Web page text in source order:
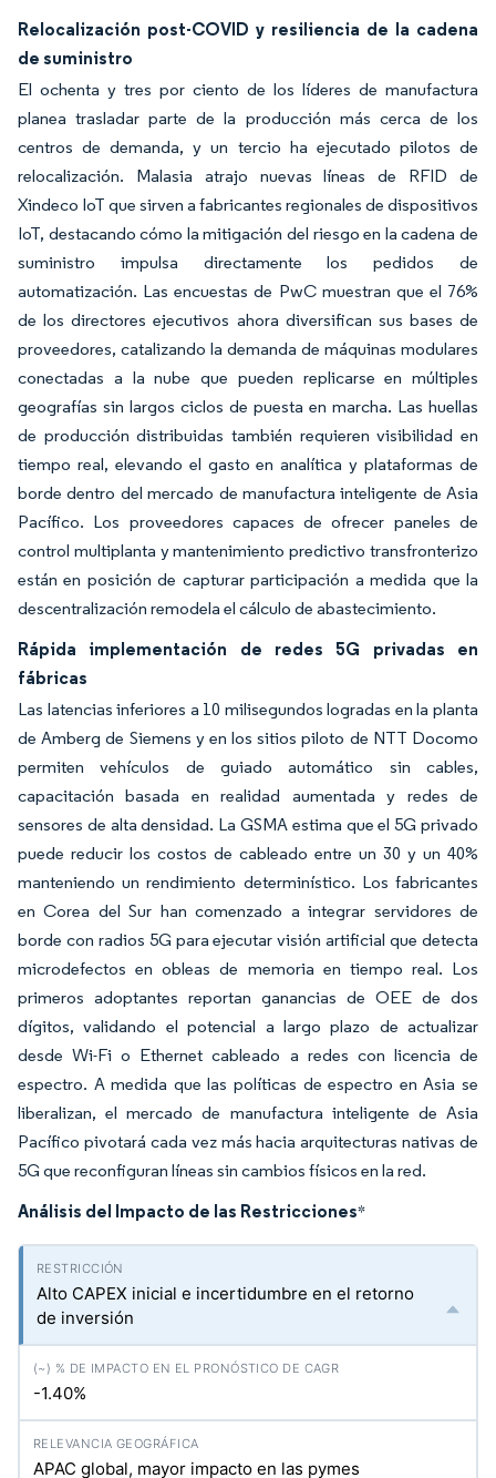
Relocalización post-COVID y resiliencia de la cadena
de suministro
El ochenta y tres por ciento de los líderes de manufactura
planea trasladar parte de la producción más cerca de los
centros de demanda, y un tercio ha ejecutado pilotos de
relocalización. Malasia atrajo nuevas líneas de RFID de
Xindeco IoT que sirven a fabricantes regionales de dispositivos
IoT, destacando cómo la mitigación del riesgo en la cadena de
suministro impulsa directamente los pedidos de
automatización. Las encuestas de PwC muestran que el 76%
de los directores ejecutivos ahora diversifican sus bases de
proveedores, catalizando la demanda de máquinas modulares
conectadas a la nube que pueden replicarse en múltiples
geografías sin largos ciclos de puesta en marcha. Las huellas
de producción distribuidas también requieren visibilidad en
tiempo real, elevando el gasto en analítica y plataformas de
borde dentro del mercado de manufactura inteligente de Asia
Pacífico. Los proveedores capaces de ofrecer paneles de
control multiplanta y mantenimiento predictivo transfronterizo
están en posición de capturar participación a medida que la
descentralización remodela el cálculo de abastecimiento.
Rápida implementación de redes 5G privadas en
fábricas
Las latencias inferiores a 10 milisegundos logradas en la planta
de Amberg de Siemens y en los sitios piloto de NTT Docomo
permiten vehículos de guiado automático sin cables,
capacitación basada en realidad aumentada y redes de
sensores de alta densidad. La GSMA estima que el 5G privado
puede reducir los costos de cableado entre un 30 y un 40%
manteniendo un rendimiento determinístico. Los fabricantes
en Corea del Sur han comenzado a integrar servidores de
borde con radios 5G para ejecutar visión artificial que detecta
microdefectos en obleas de memoria en tiempo real. Los
primeros adoptantes reportan ganancias de OEE de dos
dígitos, validando el potencial a largo plazo de actualizar
desde Wi-Fi o Ethernet cableado a redes con licencia de
espectro. A medida que las políticas de espectro en Asia se
liberalizan, el mercado de manufactura inteligente de Asia
Pacífico pivotará cada vez más hacia arquitecturas nativas de
5G que reconfiguran líneas sin cambios físicos en la red.
Análisis del Impacto de las Restricciones*
Alto CAPEX inicial e incertidumbre en el retorno
de inversión
-1.40%
APAC global, mayor impacto en las pymes